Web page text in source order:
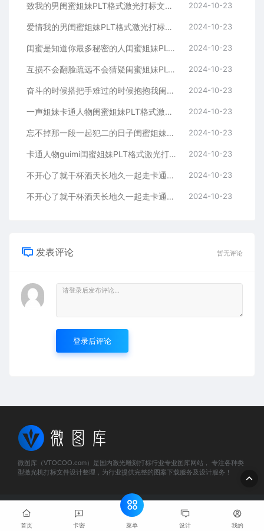
致我的男闺蜜姐妹PLT格式激光打标文件通用矢量图 2024-10-23
爱情我的男闺蜜姐妹PLT格式激光打标文件通用矢量图 2024-10-23
闺蜜是知道你最多秘密的人闺蜜姐妹PLT格式激光打标文件通用矢量图 2024-10-23
互损不会翻脸疏远不会猜疑闺蜜姐妹PLT格式激光打标文件通用矢量图 2024-10-23
奋斗的时候搭把手难过的时候抱抱我闺蜜姐妹 2024-10-23
一声姐妹卡通人物闺蜜姐妹PLT格式激光打标文件通用矢量图 2024-10-23
忘不掉那一段一起犯二的日子闺蜜姐妹PLT格式激光打标文件通用矢量图 2024-10-23
卡通人物guimi闺蜜姐妹PLT格式激光打标文件通用矢量图 2024-10-23
不开心了就干杯酒天长地久一起走卡通人物闺蜜姐妹 2024-10-23
不开心了就干杯酒天长地久一起走卡通人物闺蜜姐妹 2024-10-23
发表评论 暂无评论
登录后评论
微图库（VTOCOO.com）是国内激光雕刻打标行业专业图库网站， 专注各种类
型激光机打标文件设计整理，为行业提供完整的图案下载服务及设计服务！
© 2023 微图库 - vtocoo.com & Lancer . All rights reserved
ICP备2025466884号
首页 卡密 菜单 设计 我的